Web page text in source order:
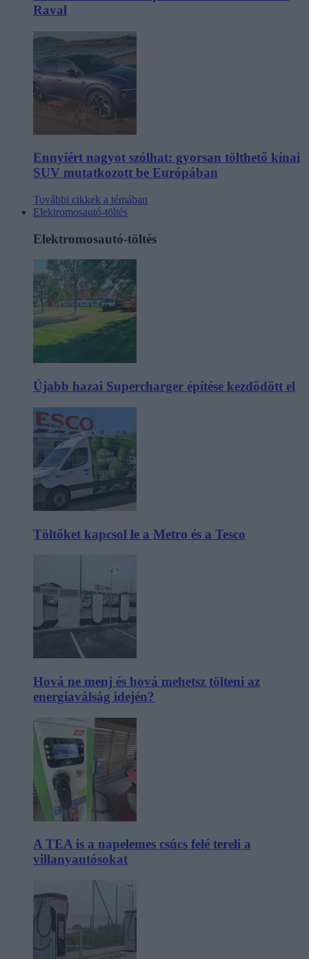
Raval
Ennyiért nagyot szólhat: gyorsan tölthető kínai
SUV mutatkozott be Európában
További cikkek a témában
Elektromosautó-töltés
Elektromosautó-töltés
Újabb hazai Supercharger építése kezdődött el
Töltőket kapcsol le a Metro és a Tesco
Hová ne menj és hová mehetsz tölteni az
energiaválság idején?
A TEA is a napelemes csúcs felé tereli a
villanyautósokat